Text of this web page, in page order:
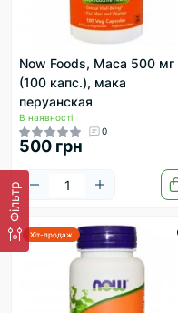
Фільтр
Now Foods, Maca 500 мг
(100 капс.), мака
перуанская
В наявності
0
500 грн
Хіт-продаж